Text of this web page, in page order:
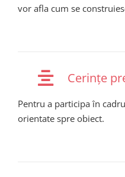
vor afla cum se
Cerințe
Pentru a participa în
orientate spre obiect.